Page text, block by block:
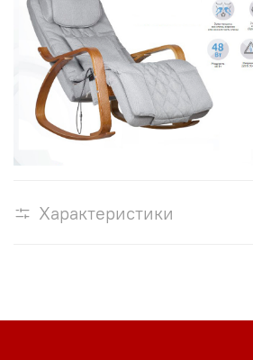
Характеристики